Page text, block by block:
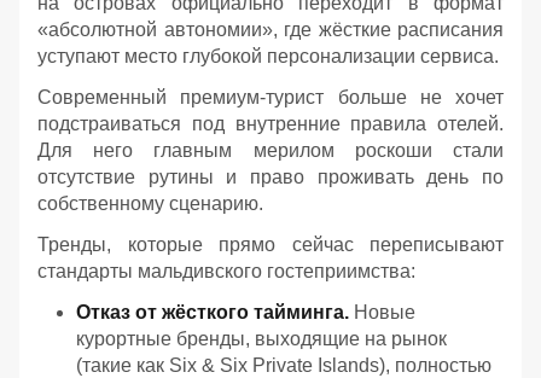
«абсолютной автономии», где жёсткие расписания
уступают место глубокой персонализации сервиса.
Современный премиум-турист больше не хочет
подстраиваться под внутренние правила отелей.
Для него главным мерилом роскоши стали
отсутствие рутины и право проживать день по
собственному сценарию.
Тренды, которые прямо сейчас переписывают
стандарты мальдивского гостеприимства:
Отказ от жёсткого тайминга. Новые
курортные бренды, выходящие на рынок
(такие как Six & Six Private Islands), полностью